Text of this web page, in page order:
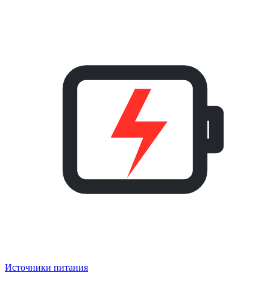
Источники питания